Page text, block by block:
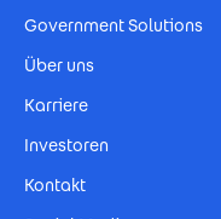
Government Solutions
Über uns
Karriere
Investoren
Kontakt